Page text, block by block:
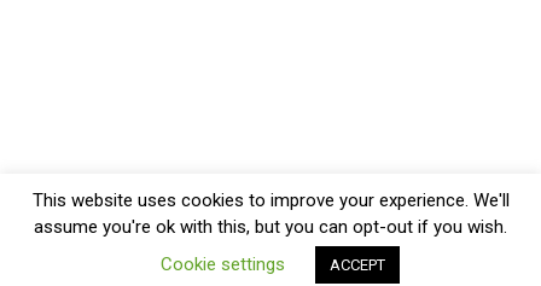
This website uses cookies to improve your experience. We'll
assume you're ok with this, but you can opt-out if you wish.
Cookie settings
ACCEPT